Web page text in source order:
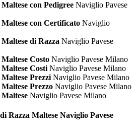
con Pedigree Naviglio Pavese
con Certificato Naviglio
di Razza Naviglio Pavese
Costo Naviglio Pavese Milano
Costi Naviglio Pavese Milano
Prezzi Naviglio Pavese Milano
Prezzo Naviglio Pavese Milano
Naviglio Pavese Milano
Razza Maltese Naviglio Pavese